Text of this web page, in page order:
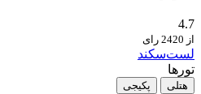
4.7
از 2420 رای
لست‌سکند
تورها
هتلی پکیجی